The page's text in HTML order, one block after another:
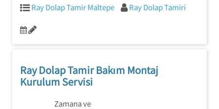
Ray Dolap Tamir Maltepe Ray Dolap Tamiri
Ray Dolap Tamir Bakım Montaj
Kurulum Servisi
Zamana ve